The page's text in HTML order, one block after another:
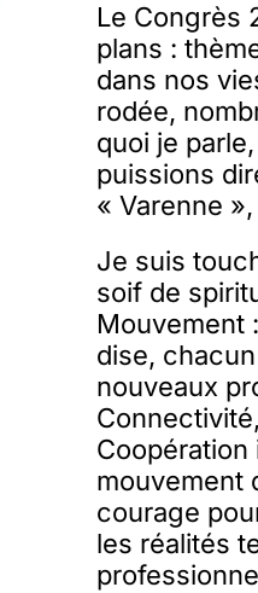
Le Congrès
plans :
dans nos
rodée,
quoi je
puissions
« Varenne
Je suis
soif de
Mouvement
dise,
nouveaux
mouvement
courage
les réalités